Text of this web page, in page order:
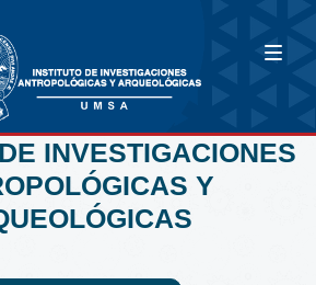
INVESTIGACIONES
Y